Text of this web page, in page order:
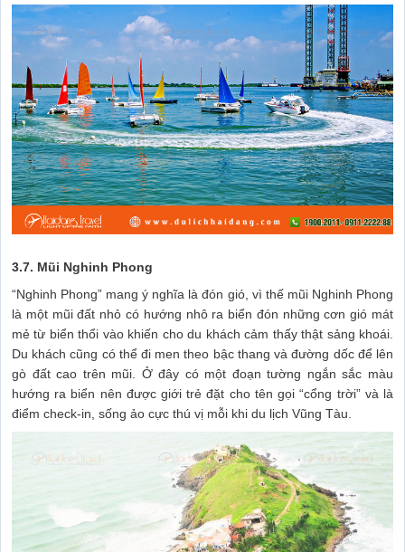
3.7. Mũi Nghinh Phong
“Nghinh Phong” mang ý nghĩa là đón gió, vì thế mũi Nghinh Phong
là một mũi đất nhỏ có hướng nhô ra biển đón những cơn gió mát
mẻ từ biển thổi vào khiến cho du khách cảm thấy thật sảng khoái.
Du khách cũng có thể đi men theo bậc thang và đường dốc để lên
gò đất cao trên mũi. Ở đây có một đoạn tường ngắn sắc màu
hướng ra biển nên được giới trẻ đặt cho tên gọi “cổng trời” và là
điểm check-in, sống ảo cực thú vị mỗi khi du lịch Vũng Tàu.